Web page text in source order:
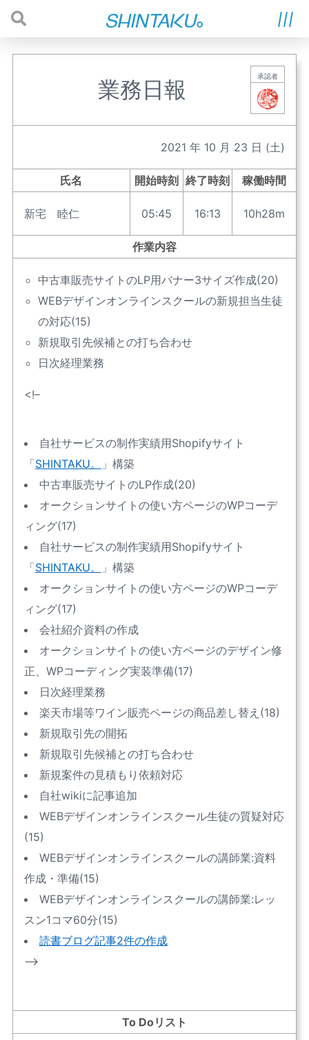
業務日報 承認者
2021 年 10 月 23 日 (土)
氏名 開始時刻 終了時刻 稼働時間
新宅 睦仁 05:45 16:13 10h28m
作業内容
中古車販売サイトのLP用バナー3サイズ作成(20)
WEBデザインオンラインスクールの新規担当生徒
の対応(15)
新規取引先候補との打ち合わせ
日次経理業務
<!–
自社サービスの制作実績用Shopifyサイト
「SHINTAKU。
」構築
中古車販売サイトのLP作成(20)
オークションサイトの使い方ページのWPコーデ
ィング(17)
自社サービスの制作実績用Shopifyサイト
「SHINTAKU。
」構築
オークションサイトの使い方ページのWPコーデ
ィング(17)
会社紹介資料の作成
オークションサイトの使い方ページのデザイン修
正、WPコーディング実装準備(17)
日次経理業務
楽天市場等ワイン販売ページの商品差し替え(18)
新規取引先の開拓
新規取引先候補との打ち合わせ
新規案件の見積もり依頼対応
自社wikiに記事追加
WEBデザインオンラインスクール生徒の質疑対応
(15)
WEBデザインオンラインスクールの講師業:資料
作成・準備(15)
WEBデザインオンラインスクールの講師業:レッ
スン1コマ60分(15)
読書ブログ記事2件の作成
–>
To Doリスト